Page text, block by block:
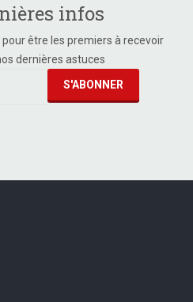
infos
être les premiers à recevoir
dernières astuces